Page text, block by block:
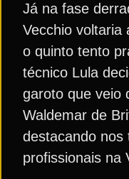
Já na fase
Vecchio voltaria
o quinto tento
técnico Lula
garoto que veio
Waldemar de
destacando nos
profissionais na